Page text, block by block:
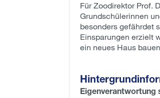
Für Zoodirektor Prof.
Grundschülerinnen
besonders gefährdet
Einsparungen erzielt
ein neues Haus
Eigenverantwortung